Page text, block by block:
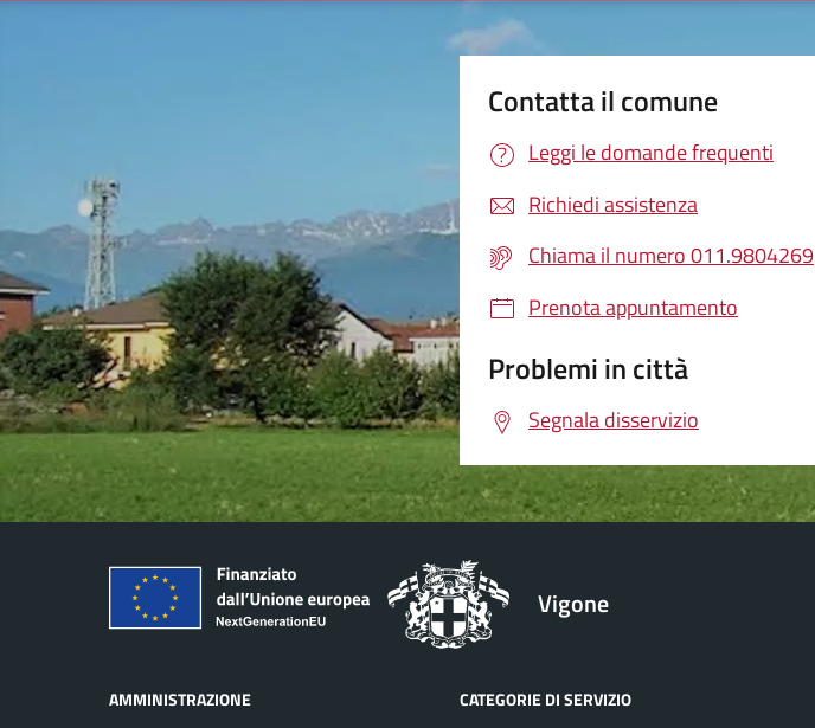
Contatta il comune
Leggi le domande frequenti
Richiedi assistenza
Chiama il numero 011.9804269
Prenota appuntamento
Problemi in città
Segnala disservizio
Vigone
AMMINISTRAZIONE CATEGORIE DI SERVIZIO